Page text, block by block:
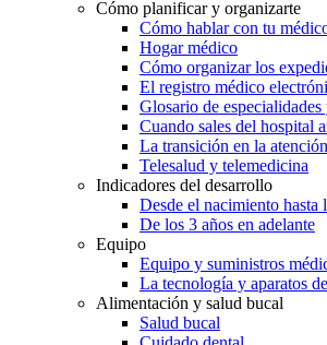
Cómo planificar y organizarte
Cómo hablar con tu
Hogar médico
Cómo organizar los
El registro médico
Glosario de especialidades
Cuando sales del hospital
La transición en la
Telesalud y telemedicina
Indicadores del desarrollo
Desde el nacimiento hasta
De los 3 años en adelante
Equipo
Equipo y suministros
La tecnología y aparatos
Alimentación y salud bucal
Salud bucal